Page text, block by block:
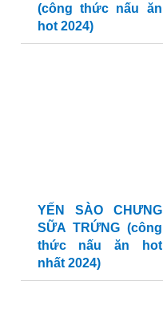
(công thức nấu ăn
hot 2024)
YẾN SÀO CHƯNG
SỮA TRỨNG (công
thức nấu ăn hot
nhất 2024)